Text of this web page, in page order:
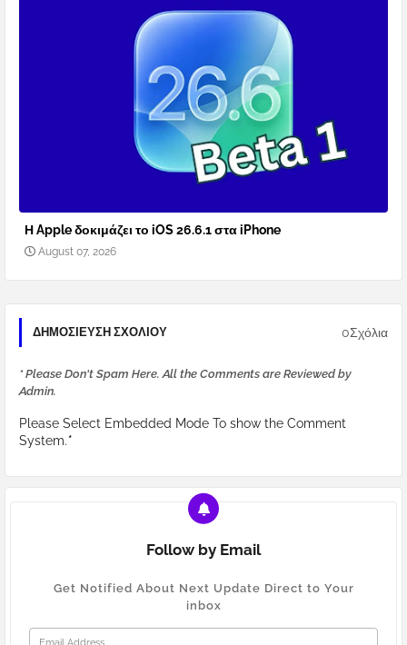
Η Apple δοκιμάζει το iOS 26.6.1 στα iPhone
August 07, 2026
ΔΗΜΟΣΊΕΥΣΗ ΣΧΟΛΊΟΥ 0Σχόλια
* Please Don't Spam Here. All the Comments are Reviewed by
Admin.
Please Select Embedded Mode To show the Comment
System.*
Follow by Email
Get Notified About Next Update Direct to Your
inbox